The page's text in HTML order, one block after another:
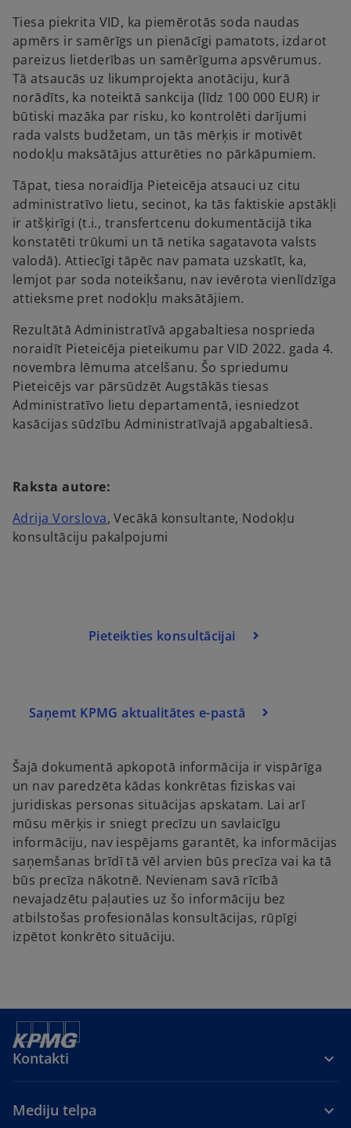
Tiesa piekrita VID, ka piemērotās soda naudas
apmērs ir samērīgs un pienācīgi pamatots, izdarot
pareizus lietderības un samērīguma apsvērumus.
Tā atsaucās uz likumprojekta anotāciju, kurā
norādīts, ka noteiktā sankcija (līdz 100 000 EUR) ir
būtiski mazāka par risku, ko kontrolēti darījumi
rada valsts budžetam, un tās mērķis ir motivēt
nodokļu maksātājus atturēties no pārkāpumiem.
Tāpat, tiesa noraidīja Pieteicēja atsauci uz citu
administratīvo lietu, secinot, ka tās faktiskie apstākļi
ir atšķirīgi (t.i., transfertcenu dokumentācijā tika
konstatēti trūkumi un tā netika sagatavota valsts
valodā). Attiecīgi tāpēc nav pamata uzskatīt, ka,
lemjot par soda noteikšanu, nav ievērota vienlīdzīga
attieksme pret nodokļu maksātājiem.
Rezultātā Administratīvā apgabaltiesa nosprieda
noraidīt Pieteicēja pieteikumu par VID 2022. gada 4.
novembra lēmuma atcelšanu. Šo spriedumu
Pieteicējs var pārsūdzēt Augstākās tiesas
Administratīvo lietu departamentā, iesniedzot
kasācijas sūdzību Administratīvajā apgabaltiesā.
Raksta autore:
Adrija Vorslova, Vecākā konsultante, Nodokļu
konsultāciju pakalpojumi
Pieteikties konsultācijai
Saņemt KPMG aktualitātes e-pastā
w
t
a
b
Šajā dokumentā apkopotā informācija ir vispārīga
un nav paredzēta kādas konkrētas fiziskas vai
juridiskas personas situācijas apskatam. Lai arī
mūsu mērķis ir sniegt precīzu un savlaicīgu
informāciju, nav iespējams garantēt, ka informācijas
saņemšanas brīdī tā vēl arvien būs precīza vai ka tā
būs precīza nākotnē. Nevienam savā rīcībā
nevajadzētu paļauties uz šo informāciju bez
atbilstošas profesionālas konsultācijas, rūpīgi
izpētot konkrēto situāciju.
Kontakti
Mediju telpa